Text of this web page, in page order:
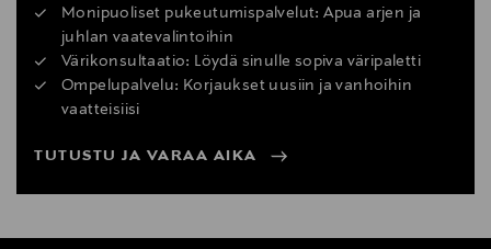
Monipuoliset pukeutumispalvelut: Apua arjen ja
juhlan vaatevalintoihin
Värikonsultaatio: Löydä sinulle sopiva väripaletti
Ompelupalvelu: Korjaukset uusiin ja vanhoihin
vaatteisiisi
TUTUSTU JA VARAA AIKA